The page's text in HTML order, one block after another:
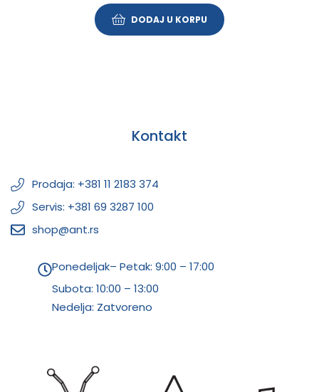
DODAJ U KORPU
Kontakt
Prodaja: +381 11 2183 374
Servis: +381 69 3287 100
shop@ant.rs
Ponedeljak– Petak: 9:00 – 17:00
Subota: 10:00 – 13:00
Nedelja: Zatvoreno